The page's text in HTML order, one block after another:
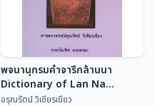
พจนานุกรมคำจารึกล้านนา
Dictionary of Lan Na
Inscriptional Vocabulary
อรุณรัตน์ วิเชียรเขียว